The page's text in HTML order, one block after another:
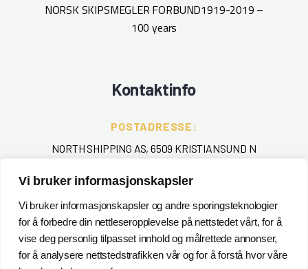
Vi bruker informasjonskapsler
Vi bruker informasjonskapsler og andre sporingsteknologier
for å forbedre din nettleseropplevelse på nettstedet vårt, for å
vise deg personlig tilpasset innhold og målrettede annonser,
for å analysere nettstedstrafikken vår og for å forstå hvor våre
NORSK SKIPSMEGLER FORBUND1919-2019 –
100 years
Kontaktinfo
POSTADRESSE:
NORTH SHIPPING AS, 6509 KRISTIANSUND N
TELEFON:
+ 47 715 40 000
EPOST :
POSTMASTER@NORTHSHIPPING.NO